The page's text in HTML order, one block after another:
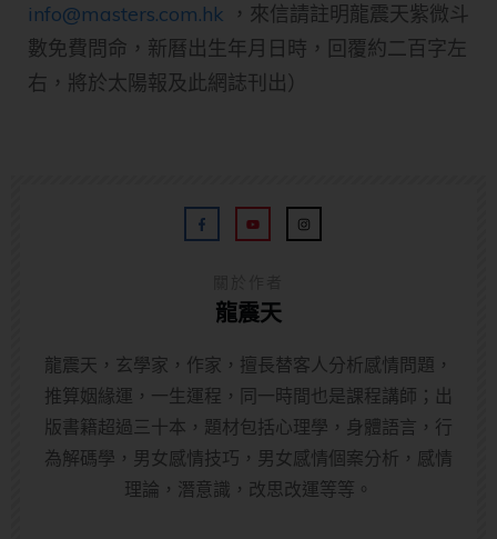
info@masters.com.hk ，來信請註明龍震天紫微斗
數免費問命，新曆出生年月日時，回覆約二百字左
右，將於太陽報及此網誌刊出）
龍震天
龍震天，玄學家，作家，擅長替客人分析感情問題，
推算姻緣運，一生運程，同一時間也是課程講師；出
版書籍超過三十本，題材包括心理學，身體語言，行
為解碼學，男女感情技巧，男女感情個案分析，感情
理論，潛意識，改思改運等等。